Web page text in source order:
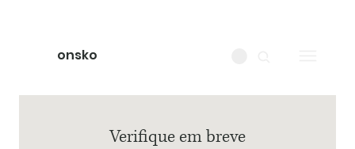
onsko
Verifique em breve